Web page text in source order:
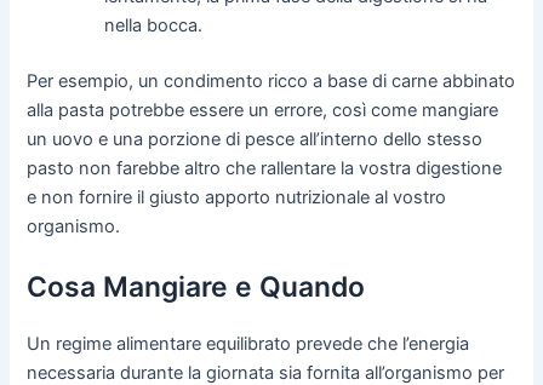
nella bocca.
Per esempio, un condimento ricco a base di carne abbinato
alla pasta potrebbe essere un errore, così come mangiare
un uovo e una porzione di pesce all’interno dello stesso
pasto non farebbe altro che rallentare la vostra digestione
e non fornire il giusto apporto nutrizionale al vostro
organismo.
Cosa Mangiare e Quando
Un regime alimentare equilibrato prevede che l’energia
necessaria durante la giornata sia fornita all’organismo per